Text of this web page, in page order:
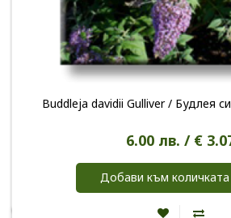
Buddleja davidii Gulliver / Будлея
6.00 лв. / €
Добави към количката